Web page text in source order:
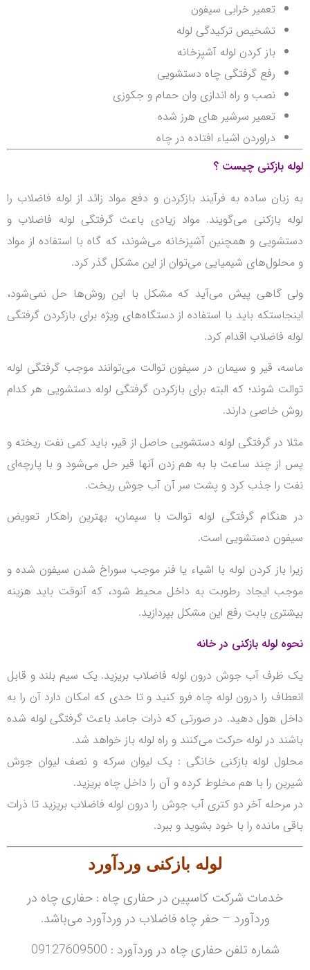
تعمیر خرابی سیفون
تشخیص ترکیدگی لوله
باز کردن لوله آشپزخانه
رفع گرفتگی چاه دستشویی
نصب و راه اندازی وان حمام و جکوزی
تعمیر سرشیر های هرز شده
دراوردن اشیاء افتاده در چاه
لوله بازکنی چیست ؟
به زبان ساده به فرآیند بازکردن و دفع مواد زائد از لوله فاضلاب را
لوله بازکنی می‌گویند. مواد زیادی باعث گرفتگی لوله فاضلاب و
دستشویی و همچنین آشپزخانه می‌شوند، که گاه با استفاده از مواد
و محلول‌های شیمیایی می‌توان از این مشکل گذر کرد.
ولی گاهی پیش می‌آید که مشکل با این روش‌ها حل نمی‌شود،
اینجاستکه باید با استفاده از دستگاه‌های ویژه برای بازکردن گرفتگی
لوله فاضلاب اقدام کرد.
ماسه، قیر و سیمان در سیفون توالت می‌توانند موجب گرفتگی لوله
توالت شوند؛ که البته برای بازکردن گرفتگی لوله دستشویی هر کدام
روش خاصی دارند.
مثلا در گرفتگی لوله دستشویی حاصل از قیر، باید کمی نفت ریخته و
پس از چند ساعت با به هم زدن آنها قیر حل می‌شود و با پارچه‌ای
نفت را جذب کرد و پشت سر آن آب جوش ریخت.
در هنگام گرفتگی لوله توالت با سیمان، بهترین راهکار تعویض
سیفون دستشویی است.
زیرا باز کردن لوله با اشیاء یا فنر موجب سوراخ شدن سیفون شده و
موجب ایجاد رطوبت به داخل محیط شود، که آنوقت باید هزینه
بیشتری بابت رفع این مشکل بپردازید.
نحوه لوله بازکنی در خانه
یک ظرف آب جوش درون لوله فاضلاب بریزید.یک سیم بلند و قابل
انعطاف را درون لوله چاه فرو کنید و تا حدی که امکان دارد آن را به
داخل هول دهید. در صورتی که ذرات جامد باعث گرفتگی لوله شده
باشند در لوله حرکت می‌کنند و راه لوله باز خواهد شد.
محلول لوله بازکنی خانگی : یک لیوان سرکه و نصف لیوان جوش
شیرین را با هم مخلوط کرده و آن را داخل چاه بریزید.
در مرحله آخر دو کتری آب جوش را درون لوله فاضلاب بریزید تا ذرات
باقی مانده را با خود بشوید و ببرد.
لوله بازکنی وردآورد
خدمات شرکت کاسپین در حفاری چاه : حفاری چاه در
وردآورد – حفر چاه فاضلاب در وردآورد می‌باشد.
شماره تلفن حفاری چاه در وردآورد : 09127609500